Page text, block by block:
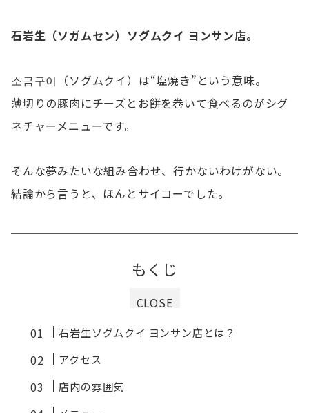
石岩生（ソガムセン）ソグムクイ ヨンサン店。
소금구이（ソグムクイ）は“塩焼き”という意味。
薄切りの豚肉にチーズとお餅を巻いて食べるのがシグ
ネチャーメニューです。
そんな夢みたいな組み合わせ、行かないわけがない。
結論から言うと、ほんとサイコーでした。
CLOSE
もくじ
石岩生ソグムクイ ヨンサン店とは？
アクセス
店内の雰囲気